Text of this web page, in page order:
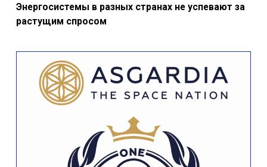
Энергосистемы в разных странах не успевают за
растущим спросом